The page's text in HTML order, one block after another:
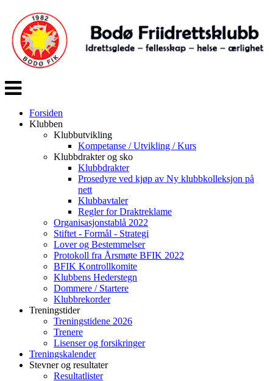
Veksle
navigasjon
Forsiden
Klubben
Klubbutvikling
Kompetanse / Utvikling / Kurs
Klubbdrakter og sko
Klubbdrakter
Prosedyre ved kjøp av Ny klubbkolleksjon på
nett
Klubbavtaler
Regler for Draktreklame
Organisasjonstablå 2022
Stiftet - Formål - Strategi
Lover og Bestemmelser
Protokoll fra Årsmøte BFIK 2022
BFIK Kontrollkomite
Klubbens Hederstegn
Dommere / Startere
Klubbrekorder
Treningstider
Treningstidene 2026
Trenere
Lisenser og forsikringer
Treningskalender
Stevner og resultater
Resultatlister